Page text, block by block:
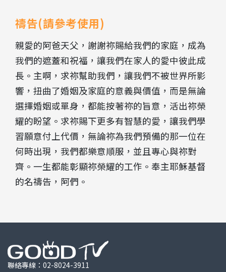
禱告(請參考使用)
親愛的阿爸天父，謝謝祢賜給我們的家庭，成為
我們的遮蓋和祝福，讓我們在家人的愛中彼此成
長。主啊，求祢幫助我們，讓我們不被世界所影
響，扭曲了婚姻及家庭的意義與價值，而是無論
選擇婚姻或單身，都能按著祢的旨意，活出祢榮
耀的盼望。求祢賜下更多有智慧的愛，讓我們學
習願意付上代價，無論祢為我們預備的那一位在
何時出現，我們都樂意順服，並且專心與祢對
齊。一生都能彰顯祢榮耀的工作。奉主耶穌基督
的名禱告，阿們。
聯絡專線： 02-8024-3911